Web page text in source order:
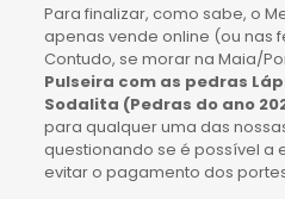
Para finalizar, como sabe, o
apenas vende online (ou nas
Contudo, se morar na Maia/
Pulseira com as pedras
Sodalita (Pedras do ano
para qualquer uma das
questionando se é possível a
evitar o pagamento dos